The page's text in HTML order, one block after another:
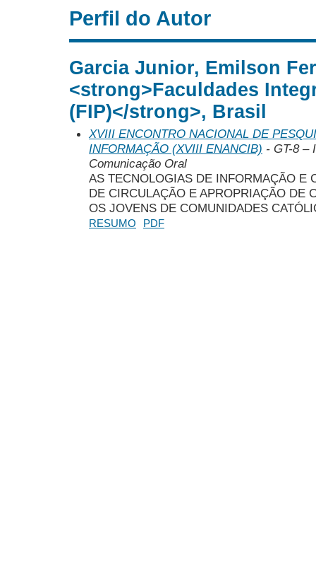
Perfil do Autor
Garcia Junior, Emilson
<strong>Faculdades
(FIP)</strong>, Brasil
XVIII ENCONTRO NACIONAL DE
INFORMAÇÃO (XVIII ENANCIB) - GT-8 –
Comunicação Oral
AS TECNOLOGIAS DE INFORMAÇÃO E
DE CIRCULAÇÃO E APROPRIAÇÃO DE
OS JOVENS DE COMUNIDADES
RESUMO PDF